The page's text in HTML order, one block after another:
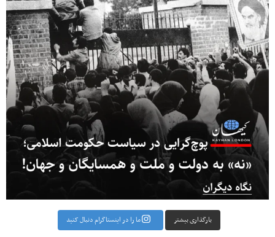
بارگذاری بیشتر ما را در اینستاگرام دنبال کنید